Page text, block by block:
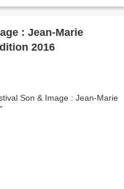
: Jean-Marie
2016